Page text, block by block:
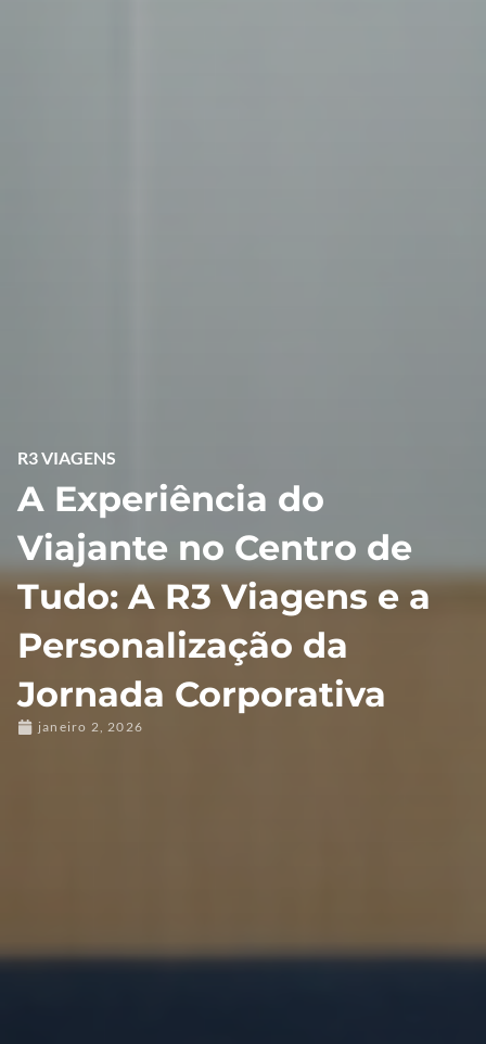
R3 VIAGENS
A Experiência do
Viajante no Centro de
Tudo: A R3 Viagens e a
Personalização da
Jornada Corporativa
janeiro 2, 2026